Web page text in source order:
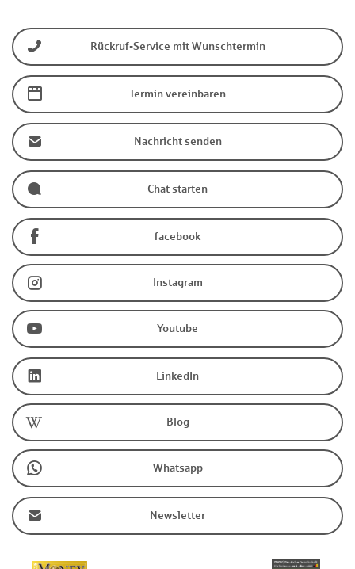
Rückruf-Service mit Wunschtermin
Termin vereinbaren
Nachricht senden
Chat starten
facebook
Instagram
Youtube
LinkedIn
Blog
Whatsapp
Newsletter